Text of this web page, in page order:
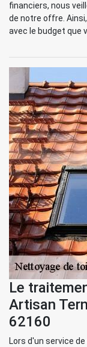
financiers, nous
de notre offre.
avec le budget que
Le
Artisan
62160
Lors d'un service